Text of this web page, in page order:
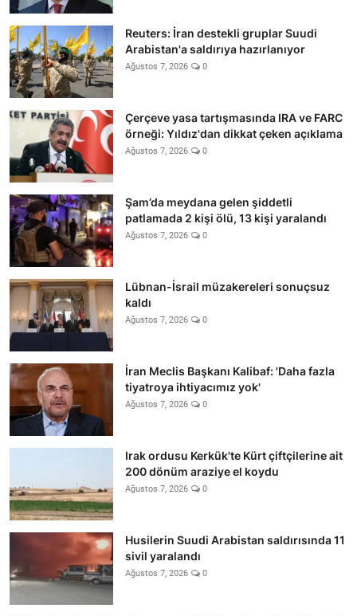
Reuters: İran destekli gruplar Suudi
Arabistan'a saldırıya hazırlanıyor
Ağustos 7, 2026 0
Çerçeve yasa tartışmasında IRA ve FARC
örneği: Yıldız'dan dikkat çeken açıklama
Ağustos 7, 2026 0
Şam’da meydana gelen şiddetli
patlamada 2 kişi ölü, 13 kişi yaralandı
Ağustos 7, 2026 0
Lübnan-İsrail müzakereleri sonuçsuz
kaldı
Ağustos 7, 2026 0
İran Meclis Başkanı Kalibaf: 'Daha fazla
tiyatroya ihtiyacımız yok'
Ağustos 7, 2026 0
Irak ordusu Kerkük'te Kürt çiftçilerine ait
200 dönüm araziye el koydu
Ağustos 7, 2026 0
Husilerin Suudi Arabistan saldırısında 11
sivil yaralandı
Ağustos 7, 2026 0